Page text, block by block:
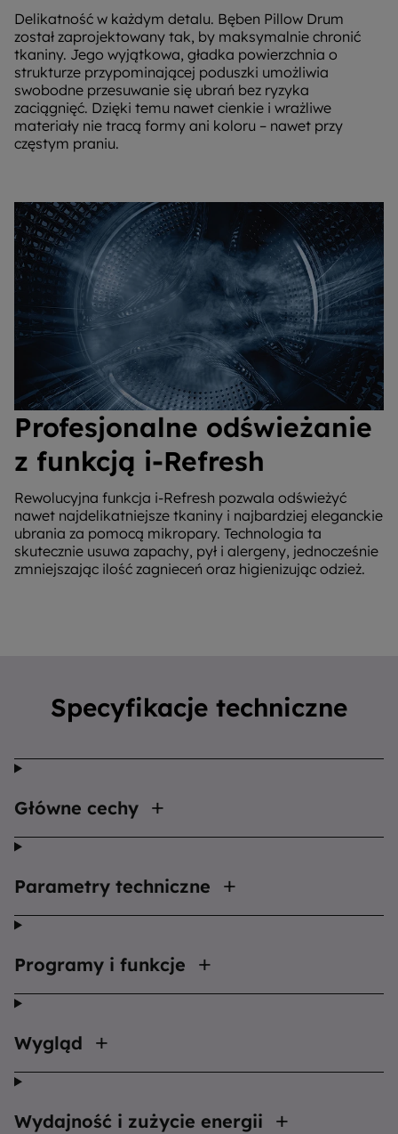
Delikatność w każdym detalu. Bęben Pillow Drum
został zaprojektowany tak, by maksymalnie chronić
tkaniny. Jego wyjątkowa, gładka powierzchnia o
strukturze przypominającej poduszki umożliwia
swobodne przesuwanie się ubrań bez ryzyka
zaciągnięć. Dzięki temu nawet cienkie i wrażliwe
materiały nie tracą formy ani koloru – nawet przy
częstym praniu.
Profesjonalne odświeżanie
z funkcją i-Refresh
Rewolucyjna funkcja i-Refresh pozwala odświeżyć
nawet najdelikatniejsze tkaniny i najbardziej eleganckie
ubrania za pomocą mikropary. Technologia ta
skutecznie usuwa zapachy, pył i alergeny, jednocześnie
zmniejszając ilość zagnieceń oraz higienizując odzież.
Specyfikacje techniczne
Główne cechy
Parametry techniczne
Programy i funkcje
Wygląd
Wydajność i zużycie energii